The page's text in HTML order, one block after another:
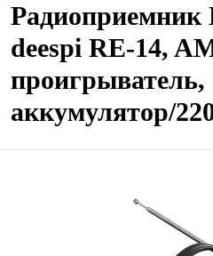
Радиоприемник
deespi RE-14,
проигрыватель,
аккумулятор/